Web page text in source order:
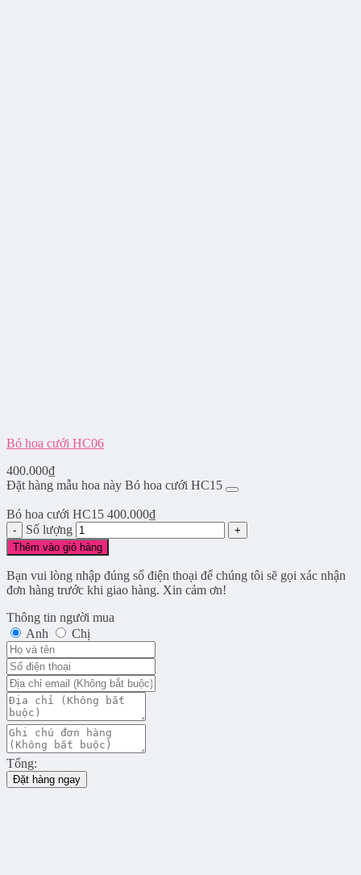
Bó hoa cưới HC06
400.000₫
Đặt hàng mẫu hoa này Bó hoa cưới HC15
Bó hoa cưới HC15 400.000₫
Số lượng
Thêm vào giỏ hàng
Bạn vui lòng nhập đúng số điện thoại để chúng tôi sẽ gọi xác nhận
đơn hàng trước khi giao hàng. Xin cảm ơn!
Thông tin người mua
Anh
Chị
Tổng:
Đặt hàng ngay